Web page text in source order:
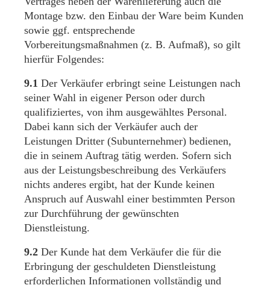
Montage bzw. den Einbau der Ware beim Kunden
sowie ggf. entsprechende
Vorbereitungsmaßnahmen (z. B. Aufmaß), so gilt
hierfür Folgendes:
9.1 Der Verkäufer erbringt seine Leistungen nach
seiner Wahl in eigener Person oder durch
qualifiziertes, von ihm ausgewähltes Personal.
Dabei kann sich der Verkäufer auch der
Leistungen Dritter (Subunternehmer) bedienen,
die in seinem Auftrag tätig werden. Sofern sich
aus der Leistungsbeschreibung des Verkäufers
nichts anderes ergibt, hat der Kunde keinen
Anspruch auf Auswahl einer bestimmten Person
zur Durchführung der gewünschten
Dienstleistung.
9.2 Der Kunde hat dem Verkäufer die für die
Erbringung der geschuldeten Dienstleistung
erforderlichen Informationen vollständig und